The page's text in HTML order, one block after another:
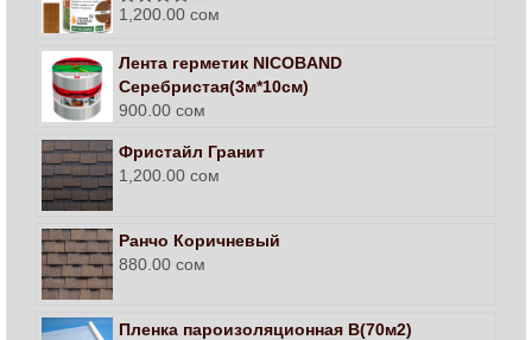
Оценка
1,200.00 сом
Лента герметик NICOBAND
Серебристая(3м*10см)
900.00 сом
Фристайл Гранит
1,200.00 сом
Ранчо Коричневый
880.00 сом
Пленка пароизоляционная В(70м2)